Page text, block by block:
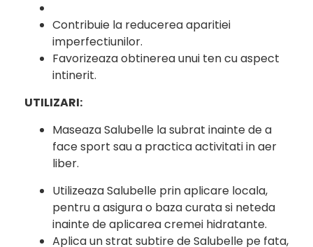
Contribuie la reducerea aparitiei
imperfectiunilor.
Favorizeaza obtinerea unui ten cu aspect
intinerit.
UTILIZARI:
Maseaza Salubelle la subrat inainte de a
face sport sau a practica activitati in aer
liber.
Utilizeaza Salubelle prin aplicare locala,
pentru a asigura o baza curata si neteda
inainte de aplicarea cremei hidratante.
Aplica un strat subtire de Salubelle pe fata,